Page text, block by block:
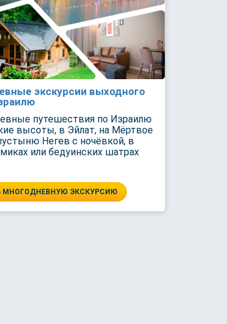
экскурсии выходного
путешествия по Израилю
высоты, в Эйлат, на Мёртвое
Негев с ночёвкой, в
или бедуинских шатрах
МНОГОДНЕВНУЮ ЭКСКУРСИЮ